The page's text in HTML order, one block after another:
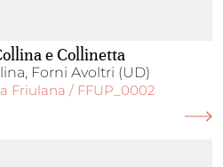
e Collinetta
Forni Avoltri (UD)
Friulana / FFUP_0002